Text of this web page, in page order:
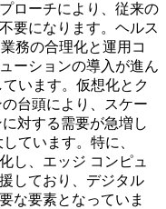
ローチにより、従来の
要になります。ヘルス
務の合理化と運用コ
ーションの導入が進ん
います。仮想化とク
台頭により、スケー
対する需要が急増し
ています。特に、
し、エッジ コンピュ
しており、デジタル
な要素となっていま